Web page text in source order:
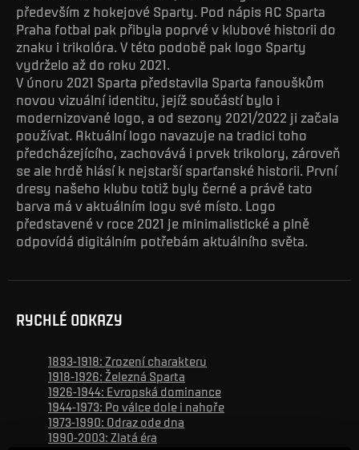
především z hokejové Sparty. Pod nápis AC Sparta
Praha fotbal pak přibyla poprvé v klubové historii do
znaku i trikolóra. V této podobě pak logo Sparty
vydrželo až do roku 2021.
V únoru 2021 Sparta představila Sparta fanouškům
novou vizuální identitu, jejíž součástí bylo i
modernizované logo, a od sezony 2021/2022 ji začala
používat. Aktuální logo navazuje na tradici toho
předcházejícího, zachovává i prvek trikolory, zároveň
se ale hrdě hlásí k nejstarší sparťanské historii. První
dresy našeho klubu totiž byly černé a právě tato
barva má v aktuálním logu své místo. Logo
představené v roce 2021 je minimalistické a plně
odpovídá digitálním potřebám aktuálního světa.
RYCHLÉ ODKAZY
1893-1918: Zrození charakteru
1918-1926: Železná Sparta
1926-1944: Evropská dominance
1944-1973: Po válce dole i nahoře
1973-1990: Odraz ode dna
1990-2003: Zlatá éra